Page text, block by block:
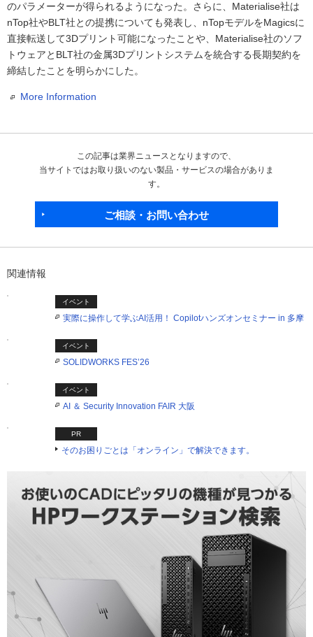
のパラメーターが得られるようになった。さらに、Materialise社は
nTop社やBLT社との提携についても発表し、nTopモデルをMagicsに
直接転送して3Dプリント可能になったことや、Materialise社のソフ
トウェアとBLT社の金属3Dプリントシステムを統合する長期契約を
締結したことを明らかにした。
More Information
この記事は業界ニュースとなりますので、
当サイトではお取り扱いのない製品・サービスの場合がありま
す。
ご相談・お問い合わせ
関連情報
イベント
実際に操作して学ぶAI活用！ Copilotハンズオンセミナー in 多摩
イベント
SOLIDWORKS FES’26
イベント
AI ＆ Security Innovation FAIR 大阪
PR
そのお困りごとは「オンライン」で解決できます。